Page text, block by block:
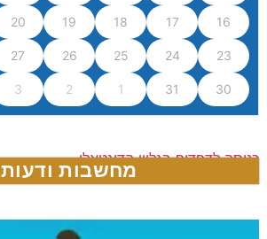
16
17
18
19
20
23
24
25
26
27
30
31
1
2
3
כניסה לדפדוף בגליון הדיגטאלי
מחשבות ודעות